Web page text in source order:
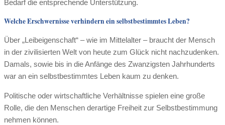
Bedarf die entsprechende Unterstützung.
Welche Erschwernisse verhindern ein selbstbestimmtes Leben?
Über „Leibeigenschaft“ – wie im Mittelalter – braucht der Mensch
in der zivilisierten Welt von heute zum Glück nicht nachzudenken.
Damals, sowie bis in die Anfänge des Zwanzigsten Jahrhunderts
war an ein selbstbestimmtes Leben kaum zu denken.
Politische oder wirtschaftliche Verhältnisse spielen eine große
Rolle, die den Menschen derartige Freiheit zur Selbstbestimmung
nehmen können.